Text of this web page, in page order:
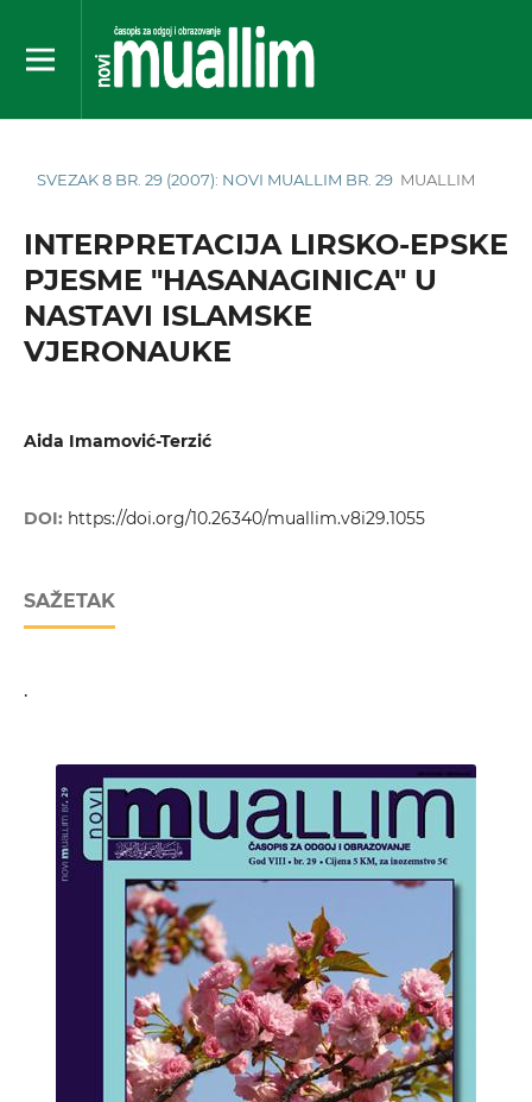
SVEZAK 8 BR. 29 (2007): NOVI MUALLIM BR. 29 MUALLIM
INTERPRETACIJA LIRSKO-EPSKE
PJESME "HASANAGINICA" U
NASTAVI ISLAMSKE
VJERONAUKE
Aida Imamović-Terzić
DOI: https://doi.org/10.26340/muallim.v8i29.1055
SAŽETAK
.